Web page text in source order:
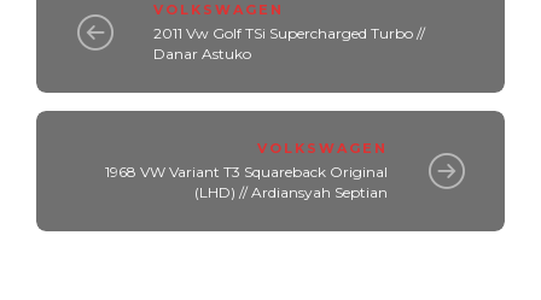
VOLKSWAGEN
2011 Vw Golf TSi Supercharged Turbo //
Danar Astuko
VOLKSWAGEN
1968 VW Variant T3 Squareback Original
(LHD) // Ardiansyah Septian